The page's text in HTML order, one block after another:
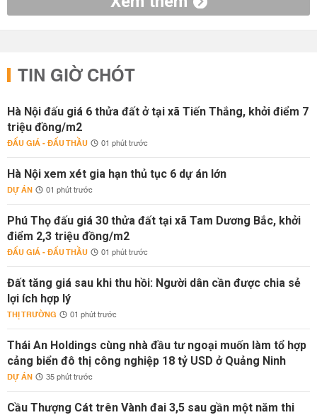
TIN GIỜ CHÓT
Hà Nội đấu giá 6 thửa đất ở tại xã Tiến Thắng, khởi điểm 7
triệu đồng/m2
ĐẤU GIÁ - ĐẤU THẦU 01 phút trước
Hà Nội xem xét gia hạn thủ tục 6 dự án lớn
DỰ ÁN 01 phút trước
Phú Thọ đấu giá 30 thửa đất tại xã Tam Dương Bắc, khởi
điểm 2,3 triệu đồng/m2
ĐẤU GIÁ - ĐẤU THẦU 01 phút trước
Đất tăng giá sau khi thu hồi: Người dân cần được chia sẻ
lợi ích hợp lý
THỊ TRƯỜNG 01 phút trước
Thái An Holdings cùng nhà đầu tư ngoại muốn làm tổ hợp
cảng biển đô thị công nghiệp 18 tỷ USD ở Quảng Ninh
DỰ ÁN 35 phút trước
Cầu Thượng Cát trên Vành đai 3,5 sau gần một năm thi